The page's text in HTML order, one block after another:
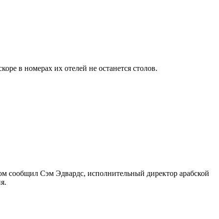
в номерах их отелей не останется столов.
Сэм Эдвардс, исполнительный директор арабской